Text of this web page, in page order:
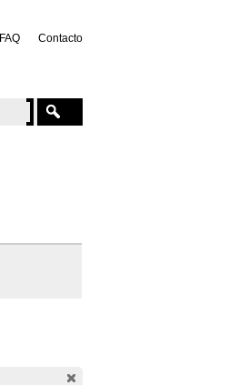
FAQ Contacto